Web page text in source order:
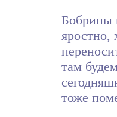
Бобрины
яростно,
там
тоже